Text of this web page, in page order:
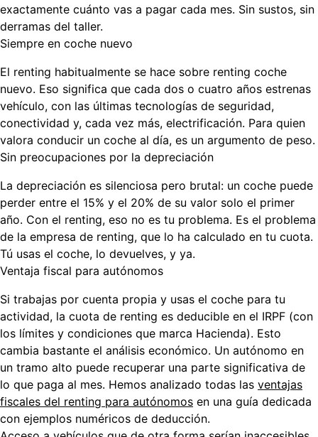
exactamente cuánto vas a pagar cada mes. Sin sustos, sin
derramas del taller.
Siempre en coche nuevo
El renting habitualmente se hace sobre renting coche
nuevo. Eso significa que cada dos o cuatro años estrenas
vehículo, con las últimas tecnologías de seguridad,
conectividad y, cada vez más, electrificación. Para quien
valora conducir un coche al día, es un argumento de peso.
Sin preocupaciones por la depreciación
La depreciación es silenciosa pero brutal: un coche puede
perder entre el 15% y el 20% de su valor solo el primer
año. Con el renting, eso no es tu problema. Es el problema
de la empresa de renting, que lo ha calculado en tu cuota.
Tú usas el coche, lo devuelves, y ya.
Ventaja fiscal para autónomos
Si trabajas por cuenta propia y usas el coche para tu
actividad, la cuota de renting es deducible en el IRPF (con
los límites y condiciones que marca Hacienda). Esto
cambia bastante el análisis económico. Un autónomo en
un tramo alto puede recuperar una parte significativa de
lo que paga al mes. Hemos analizado todas las ventajas
fiscales del renting para autónomos en una guía dedicada
con ejemplos numéricos de deducción.